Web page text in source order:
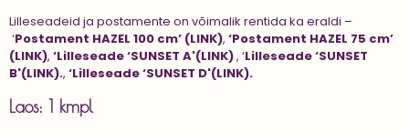
Lilleseadeid ja postamente on võimalik rentida ka eraldi –
‘Postament HAZEL 100 cm’ (LINK), ‘Postament HAZEL 75 cm’
(LINK), ‘Lilleseade ‘SUNSET A'(LINK), ‘Lilleseade ‘SUNSET
B'(LINK)., ‘Lilleseade ‘SUNSET D'(LINK).
Laos: 1 kmpl